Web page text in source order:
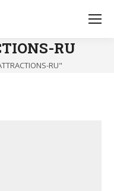
RU
RU"